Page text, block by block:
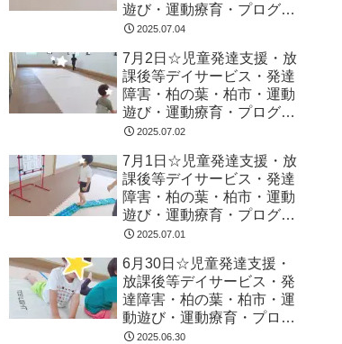
遊び・運動療育・プログラ
ム・楽しい療育
2025.07.04
7月2日☆児童発達支援・放
課後等デイサービス・発達
障害・柏の葉・柏市・運動
遊び・運動療育・プログラ
ム・楽しい療育
2025.07.02
7月1日☆児童発達支援・放
課後等デイサービス・発達
障害・柏の葉・柏市・運動
遊び・運動療育・プログラ
ム・楽しい療育
2025.07.01
6月30日☆児童発達支援・
放課後等デイサービス・発
達障害・柏の葉・柏市・運
動遊び・運動療育・プログ
ラム・楽しい療育
2025.06.30